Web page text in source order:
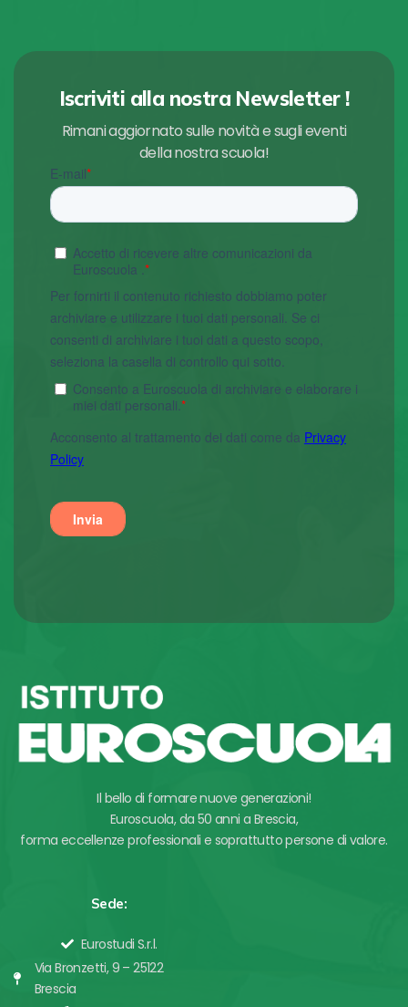
Iscriviti alla nostra Newsletter !
Rimani aggiornato sulle novità e sugli eventi
della nostra scuola!
Il bello di formare nuove generazioni!
Euroscuola, da 50 anni a Brescia,
forma eccellenze professionali e soprattutto persone di valore.
Sede:
Eurostudi S.r.l.
Via Bronzetti, 9 – 25122
Brescia